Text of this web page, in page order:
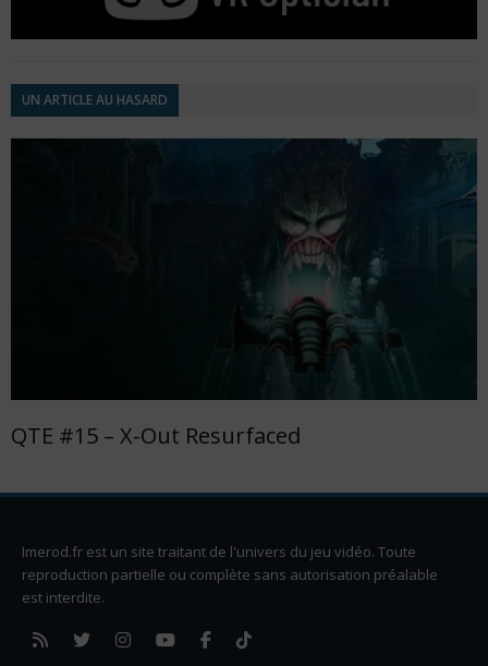
UN ARTICLE AU HASARD
QTE #15 – X-Out Resurfaced
Imerod.fr est un site traitant de l'univers du jeu vidéo. Toute
reproduction partielle ou complète sans autorisation préalable
est interdite.